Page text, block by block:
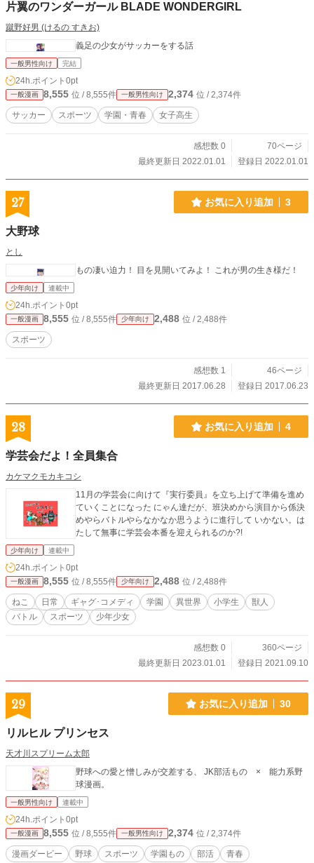
片翼のワンダーガール BLADE WONDERGIRL
蹴野好男 (けるの すきお)
義足の少女がサッカーをする話
一般男性向け 完結
24h.ポイント 0pt
一般漫画 8,555 位 / 8,555件 一般男性向け 2,374 位 / 2,374件
サッカー スポーツ 学園・青春 女子高生
感想数 0
70ページ
最終更新日 2022.01.01
登録日 2022.01.01
27 お気に入り追加 3
大野球
とし
もの凄い迫力！ 目を見開いてみよ！ これが男の生き様だ！
少年向け 連載中
24h.ポイント 0pt
一般漫画 8,555 位 / 8,555件 少年向け 2,488 位 / 2,488件
スポーツ
感想数 1
46ページ
最終更新日 2017.06.28
登録日 2017.06.23
28 お気に入り追加 4
学芸会だよ！全員集合
カケマクモカキコシ
11月の学芸会に向けて『実行委員』を立ち上げて準備を進め
ていくことになった にゃん達だが、班決めから演目から係決
めやらバトルやらなかなか思うように進行して いかない。は
たして無事に学芸会本番を迎えられるのか?!
少年向け 連載中
24h.ポイント 0pt
一般漫画 8,555 位 / 8,555件 少年向け 2,488 位 / 2,488件
ねこ 日常 ギャグ･コメディ 学園 異世界 小学生
獣人
バトル
スポーツ 少年少女
感想数 0
360ページ
最終更新日 2023.01.01
登録日 2021.09.10
29 お気に入り追加 30
リルヒル プリンセス
天才川スプリーム太郎
野球への愛と憎しみが交差する、 JK部活もの × 能力系野
球漫画。
一般男性向け 連載中
24h.ポイント 0pt
一般漫画 8,555 位 / 8,555件 一般男性向け 2,374 位 / 2,374件
漫画ダービー 野球 スポーツ 学園もの 部活 青春